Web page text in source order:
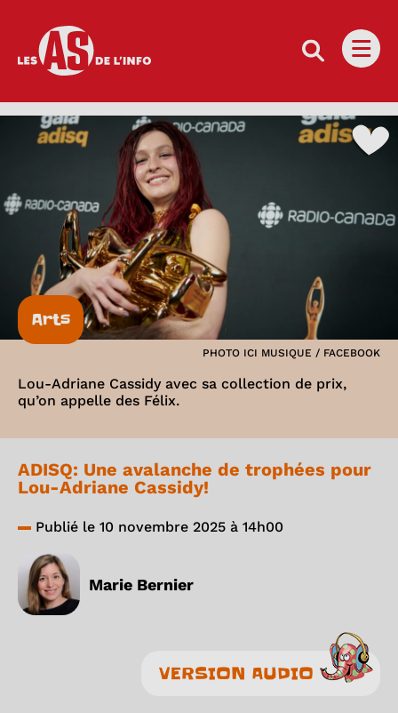
Les as de l'info
Arts
PHOTO ICI MUSIQUE / FACEBOOK
Lou-Adriane Cassidy avec sa collection de prix,
qu’on appelle des Félix.
ADISQ: Une avalanche de trophées pour
Lou-Adriane Cassidy!
Publié le 10 novembre 2025 à 14h00
Marie Bernier
VERSION AUDIO